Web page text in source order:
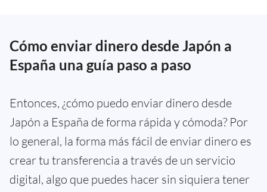
Cómo enviar dinero desde Japón a
España una guía paso a paso
Entonces, ¿cómo puedo enviar dinero desde
Japón a España de forma rápida y cómoda? Por
lo general, la forma más fácil de enviar dinero es
crear tu transferencia a través de un servicio
digital, algo que puedes hacer sin siquiera tener